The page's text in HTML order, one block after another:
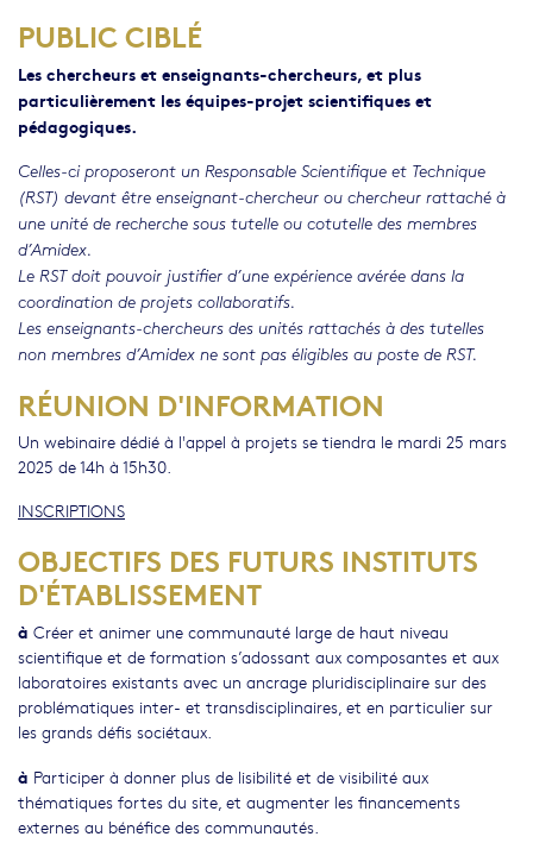
PUBLIC CIBLÉ
Les chercheurs et enseignants-chercheurs, et plus
particulièrement les équipes-projet scientifiques et
pédagogiques.
Celles-ci proposeront un Responsable Scientifique et Technique
(RST) devant être enseignant-chercheur ou chercheur rattaché à
une unité de recherche sous tutelle ou cotutelle des membres
d’Amidex.
Le RST doit pouvoir justifier d’une expérience avérée dans la
coordination de projets collaboratifs.
Les enseignants-chercheurs des unités rattachés à des tutelles
non membres d’Amidex ne sont pas éligibles au poste de RST.
RÉUNION D'INFORMATION
Un webinaire dédié à l'appel à projets se tiendra le mardi 25 mars
2025 de 14h à 15h30.
INSCRIPTIONS
OBJECTIFS DES FUTURS INSTITUTS
D'ÉTABLISSEMENT
à Créer et animer une communauté large de haut niveau
scientifique et de formation s’adossant aux composantes et aux
laboratoires existants avec un ancrage pluridisciplinaire sur des
problématiques inter- et transdisciplinaires, et en particulier sur
les grands défis sociétaux.
à Participer à donner plus de lisibilité et de visibilité aux
thématiques fortes du site, et augmenter les financements
externes au bénéfice des communautés.